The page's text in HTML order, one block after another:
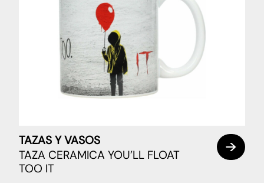
TAZAS Y VASOS
TAZA CERAMICA YOU’LL FLOAT
TOO IT